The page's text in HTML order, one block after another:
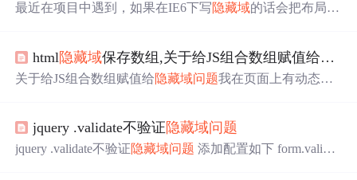
最近在项目中遇到，如果在IE6下写隐藏域的话会把布局破
html隐藏域保存数组,关于给JS组合数组赋值给隐藏
关于给JS组合数组赋值给隐藏域问题我在页面上有动态添
360这种浏览器上发现一个BUG，后台取不到值，后台是
代码vartxtlist=document.getElementsByName("name");varhid=
jquery .validate不验证隐藏域问题
jquery .validate不验证隐藏域问题 添加配置如下 form.validat